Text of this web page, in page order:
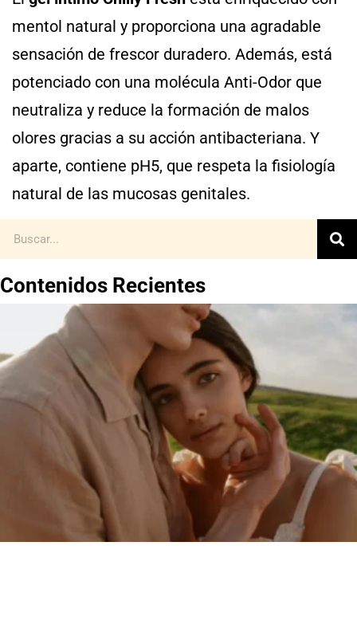
mentol natural y proporciona una agradable
sensación de frescor duradero. Además, está
potenciado con una molécula Anti-Odor que
neutraliza y reduce la formación de malos
olores gracias a su acción antibacteriana. Y
aparte, contiene pH5, que respeta la fisiología
natural de las mucosas genitales.
Contenidos Recientes